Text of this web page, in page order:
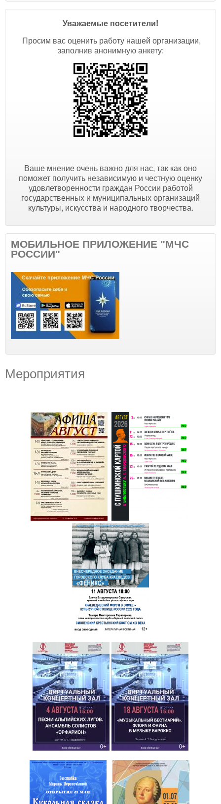
Уважаемые посетители!
Просим вас оценить работу нашей организации,
заполнив анонимную анкету:
Ваше мнение очень важно для нас, так как оно
поможет получить независимую и честную оценку
удовлетворенности граждан России работой
государственных и муниципальных организаций
культуры, искусства и народного творчества.
МОБИЛЬНОЕ ПРИЛОЖЕНИЕ "МЧС
РОССИИ"
Мероприятия